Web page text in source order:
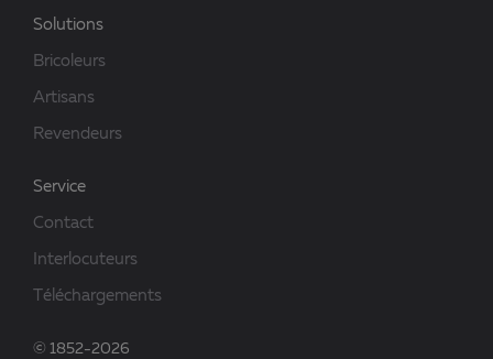
Solutions
Bricoleurs
Artisans
Revendeurs
Service
Contact
Interlocuteurs
Téléchargements
© 1852-2026